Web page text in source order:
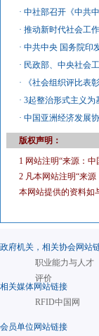
·中社部召开《中共
·推动新时代社会工
·中共中央 国务院印
· 民政部、中央社会
·
《社会组织评比表
·3起整治形式主义为
·中国亚洲经济发展
版权声明：
1 网站注明“来源：
2 凡本网站注明“来
本网站提供的资料如
政府机关，相关协会网站
职业能力与人才
评价
相关媒体网站链接
RFID中国网
会员单位网站链接